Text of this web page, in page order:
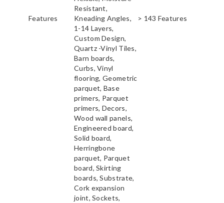
Features
Resistant,
Kneading Angles,
1-14 Layers,
Custom Design,
> 143 Features
Quartz -Vinyl Tiles,
Barn boards,
Curbs, Vinyl
flooring, Geometric
parquet, Base
primers, Parquet
primers, Decors,
Wood wall panels,
Engineered board,
Solid board,
Herringbone
parquet, Parquet
board, Skirting
boards, Substrate,
Cork expansion
joint, Sockets,